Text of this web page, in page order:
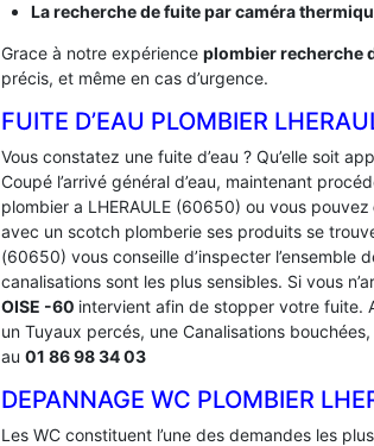
La recherche de fuite par caméra
Grace à notre expérience plombier recherche
précis, et même en cas d’urgence.
FUITE D’EAU PLOMBIER
Vous constatez une fuite d’eau ? Qu’elle soit
Coupé l’arrivé général d’eau, maintenant
plombier a LHERAULE (60650) ou vous pouvez
avec un scotch plomberie ses produits se
(60650) vous conseille d’inspecter l’ensemble
canalisations sont les plus sensibles. Si vous
OISE -60 intervient afin de stopper votre fuite.
un Tuyaux percés, une Canalisations bouchées,
au 01 86 98 34 03
DEPANNAGE WC PLOMBIER
Les WC constituent l’une des demandes les